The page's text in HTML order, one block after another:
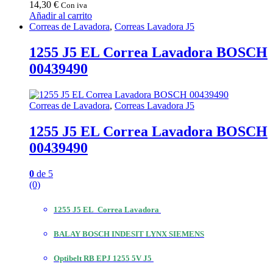
14,30 € Con iva
Añadir al carrito
Correas de Lavadora, Correas Lavadora J5
1255 J5 EL Correa Lavadora BOSCH
00439490
Correas de Lavadora, Correas Lavadora J5
1255 J5 EL Correa Lavadora BOSCH
00439490
0 de 5
(0)
1255 J5 EL Correa Lavadora
BALAY BOSCH INDESIT LYNX SIEMENS
Optibelt RB EPJ 1255 5V J5